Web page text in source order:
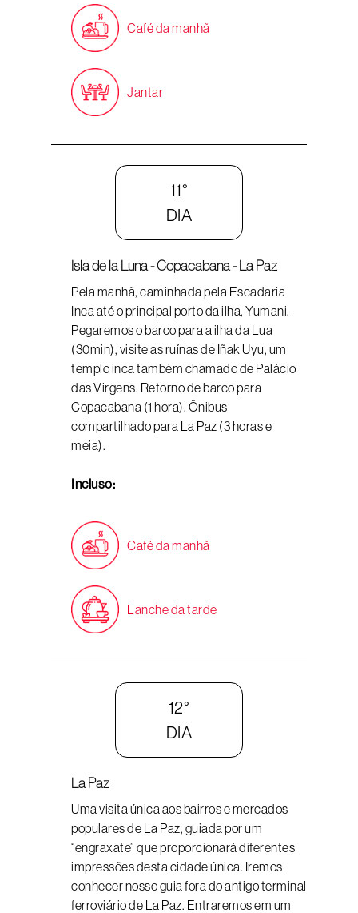
Café da manhã
Jantar
11°
DIA
Isla de la Luna - Copacabana - La Paz
Pela manhã, caminhada pela Escadaria
Inca até o principal porto da ilha, Yumani.
Pegaremos o barco para a ilha da Lua
(30min), visite as ruínas de Iñak Uyu, um
templo inca também chamado de Palácio
das Virgens. Retorno de barco para
Copacabana (1 hora). Ônibus
compartilhado para La Paz (3 horas e
meia).
Incluso:
Café da manhã
Lanche da tarde
12°
DIA
La Paz
Uma visita única aos bairros e mercados
populares de La Paz, guiada por um
“engraxate” que proporcionará diferentes
impressões desta cidade única. Iremos
conhecer nosso guia fora do antigo terminal
ferroviário de La Paz. Entraremos em um